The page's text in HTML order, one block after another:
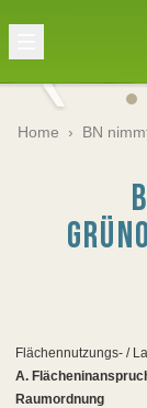
Home › BN
Flächennutzungs- /
A.
Raumordnung